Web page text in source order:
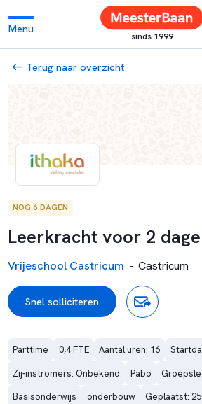
Menu
sinds 1999
Terug naar overzicht
NOG 6 DAGEN
Leerkracht voor 2
Vrijeschool Castricum - Castricum
Snel solliciteren
Parttime 0,4 FTE Aantal uren: 16
Zij-instromers: Onbekend
Pabo
Basisonderwijs
onderbouw
Geplaatst: